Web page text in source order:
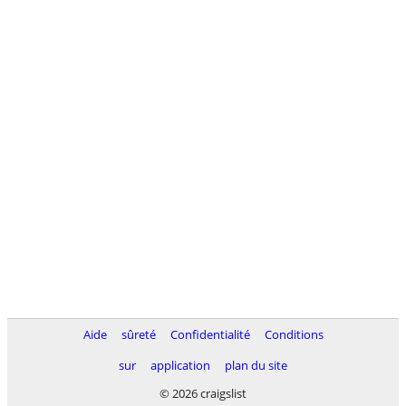
Aide sûreté Confidentialité
Conditions
sur
application
plan du site
© 2026 craigslist